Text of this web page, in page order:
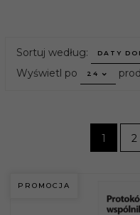
Sortuj według: sort
DATY
Wyświetl po pop
24
1 2
PROMOCJA